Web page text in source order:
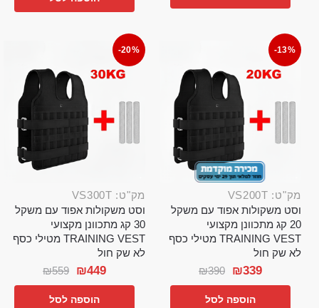
-13%
מק"ט: VS200T
וסט משקולות אפוד עם משקל
20 קג מתכוונן מקצועי
TRAINING VEST מטילי כסף
לא שק חול
₪390 ₪339
הוספה לסל
-20%
מק"ט: VS300T
וסט משקולות אפוד עם משקל
30 קג מתכוונן מקצועי
TRAINING VEST מטילי כסף
לא שק חול
₪559 ₪449
הוספה לסל